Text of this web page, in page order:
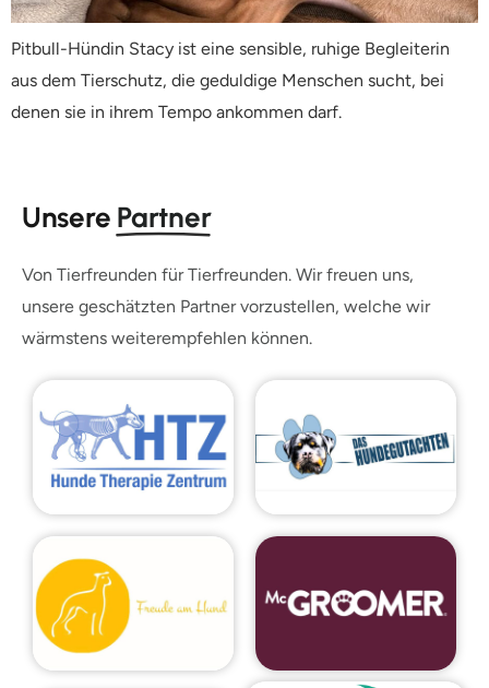
Pitbull-Hündin Stacy ist eine sensible, ruhige Begleiterin
aus dem Tierschutz, die geduldige Menschen sucht, bei
denen sie in ihrem Tempo ankommen darf.
Unsere Partner
Von Tierfreunden für Tierfreunden. Wir freuen uns,
unsere geschätzten Partner vorzustellen, welche wir
wärmstens weiterempfehlen können.